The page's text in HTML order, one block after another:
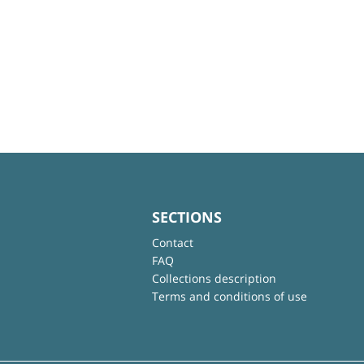
SECTIONS
Contact
FAQ
Collections description
Terms and conditions of use